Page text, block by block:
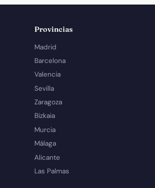
Provincias
Madrid
Barcelona
Valencia
Sevilla
Zaragoza
Bizkaia
Murcia
Málaga
Alicante
Las Palmas